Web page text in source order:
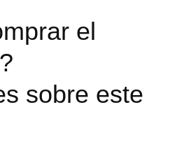
el
sobre este